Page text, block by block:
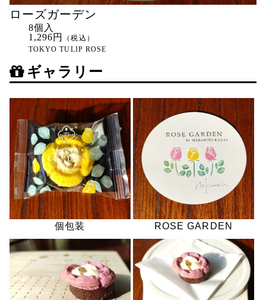
ローズガーデン
8個入
1,296円
（税込）
TOKYO TULIP ROSE
ギャラリー
個包装 ROSE GARDEN